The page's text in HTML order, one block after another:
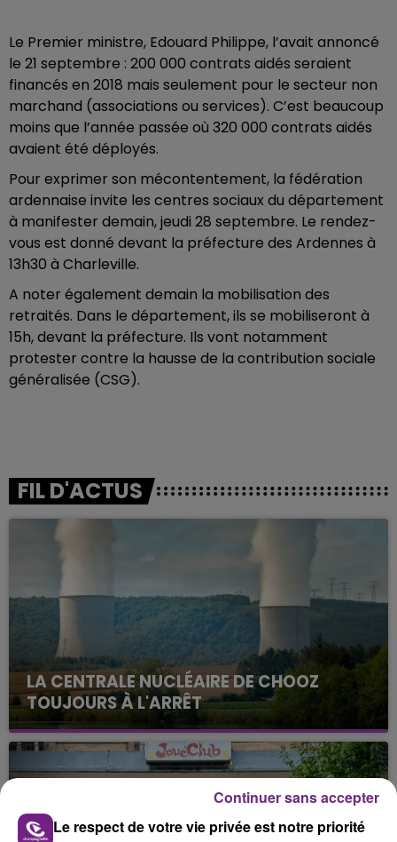
Le Premier ministre, Edouard Philippe, l’avait annoncé
le 21 septembre : 200 000 contrats aidés seraient
financés en 2018 mais seulement pour le secteur non
marchand (associations ou services). C’est beaucoup
moins que l’année passée où 320 000 contrats aidés
avaient été déployés.
Pour exprimer son mécontentement, la fédération
ardennaise invite les centres sociaux du département
à manifester demain, jeudi 28 septembre. Le rendez-
vous est donné devant la préfecture des Ardennes à
13h30 à Charleville.
A noter également demain la mobilisation des
retraités. Dans le département, ils se mobiliseront à
15h, devant la préfecture. Ils vont notamment
protester contre la hausse de la contribution sociale
généralisée (CSG).
FIL D'ACTUS
LA CENTRALE NUCLÉAIRE DE CHOOZ
TOUJOURS À L'ARRÊT
Cela fait déjà une semaine que la centrale
nucléaire ardennaise est à l'arrêt. Une situation
justifiée par la sécheresse intense qui est toujours
Le respect de votre vie privée est notre priorité
Continuer sans accepter